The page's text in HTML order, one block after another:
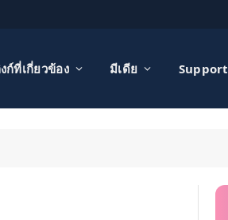
ก์ที่เกี่ยวข้อง มีเดีย Support